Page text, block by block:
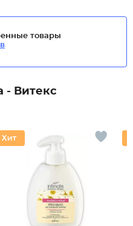
товары
- Витекс